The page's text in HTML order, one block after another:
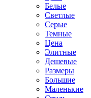
Белые
Светлые
Серые
Темные
Цена
Элитные
Дешевые
Размеры
Большие
Маленькие